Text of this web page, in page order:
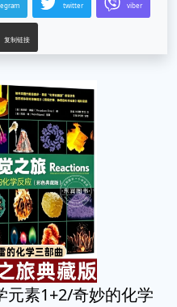
twitter viber
复制链接
元素1+2/奇妙的化学